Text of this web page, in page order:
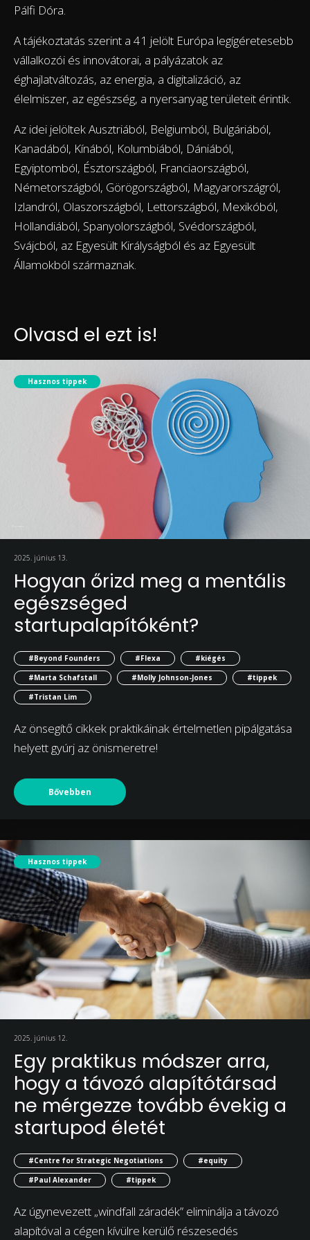
Pálfi Dóra.
A tájékoztatás szerint a 41 jelölt Európa legígéretesebb
vállalkozói és innovátorai, a pályázatok az
éghajlatváltozás, az energia, a digitalizáció, az
élelmiszer, az egészség, a nyersanyag területeit érintik.
Az idei jelöltek Ausztriából, Belgiumból, Bulgáriából,
Kanadából, Kínából, Kolumbiából, Dániából,
Egyiptomból, Észtországból, Franciaországból,
Németországból, Görögországból, Magyarországról,
Izlandról, Olaszországból, Lettországból, Mexikóból,
Hollandiából, Spanyolországból, Svédországból,
Svájcból, az Egyesült Királyságból és az Egyesült
Államokból származnak.
Olvasd el ezt is!
Hasznos tippek
2025. június 13.
Hogyan őrizd meg a mentális
egészséged
startupalapítóként?
#Beyond Founders #Flexa
#kiégés
#Marta Schafstall
#Molly Johnson-Jones
#tippek
#Tristan Lim
Az önsegítő cikkek praktikáinak értelmetlen pipálgatása
helyett gyúrj az önismeretre!
Bővebben
Hasznos tippek
2025. június 12.
Egy praktikus módszer arra,
hogy a távozó alapítótársad
ne mérgezze tovább évekig a
startupod életét
#Centre for Strategic Negotiations
#equity
#Paul Alexander
#tippek
Az úgynevezett „windfall záradék” eliminálja a távozó
alapítóval a cégen kívülre kerülő részesedés